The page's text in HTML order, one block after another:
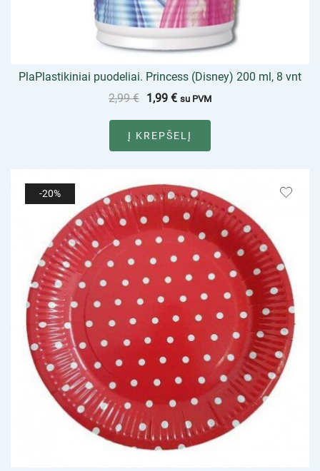
PlaPlastikiniai puodeliai. Princess (Disney) 200 ml, 8 vnt
2,99€ 1,99 € su PVM
Į KREPŠELĮ
-20%